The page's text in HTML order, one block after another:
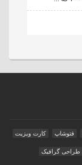
فتوشاپ کارت ویزیت
طراحی گرافیک